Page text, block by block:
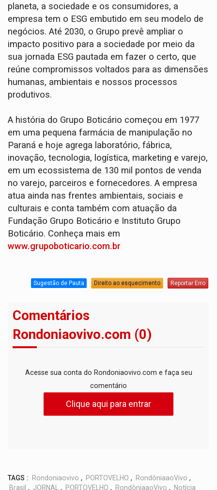
planeta, a sociedade e os consumidores, a
empresa tem o ESG embutido em seu modelo de
negócios. Até 2030, o Grupo prevê ampliar o
impacto positivo para a sociedade por meio da
sua jornada ESG pautada em fazer o certo, que
reúne compromissos voltados para as dimensões
humanas, ambientais e nossos processos
produtivos.
A história do Grupo Boticário começou em 1977
em uma pequena farmácia de manipulação no
Paraná e hoje agrega laboratório, fábrica,
inovação, tecnologia, logística, marketing e varejo,
em um ecossistema de 130 mil pontos de venda
no varejo, parceiros e fornecedores. A empresa
atua ainda nas frentes ambientais, sociais e
culturais e conta também com atuação da
Fundação Grupo Boticário e Instituto Grupo
Boticário. Conheça mais em
www.grupoboticario.com.br
Sugestão de Pauta Direito ao esquecimento Reportar Erro
Comentários
Rondoniaovivo.com (0)
Acesse sua conta do Rondoniaovivo.com e faça seu
comentário
Clique aqui para entrar
TAGS : Rondoniaovivo , PORTOVELHO , RondôniaaoVivo ,
Brasil , JORNAL , PORTOVELHO , RondôniaaoVivo , Notícia